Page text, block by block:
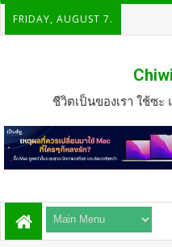
FRIDAY, AUGUST 7.
ชีวิตเป็นของเรา ใช้ซ